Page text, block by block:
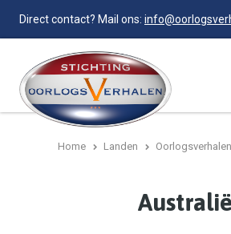
Direct contact? Mail ons:
Home Landen
Australië